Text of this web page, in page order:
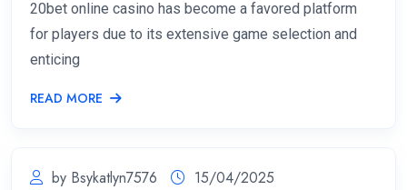
20bet online casino has become a favored platform
for players due to its extensive game selection and
enticing
READ MORE
by Bsykatlyn7576
15/04/2025